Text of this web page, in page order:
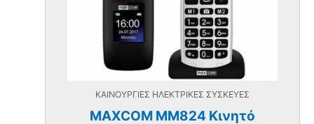
ΚΑΙΝΟΥΡΓΙΕΣ ΗΛΕΚΤΡΙΚΕΣ ΣΥΣΚΕΥΕΣ
MAXCOM MM824 Κινητό